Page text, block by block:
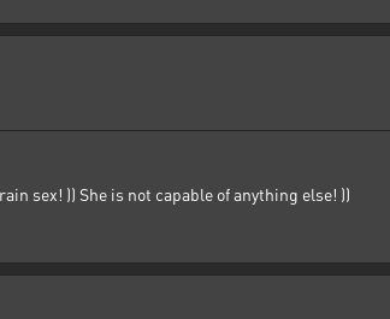
sex! )) She is not capable of anything else! ))